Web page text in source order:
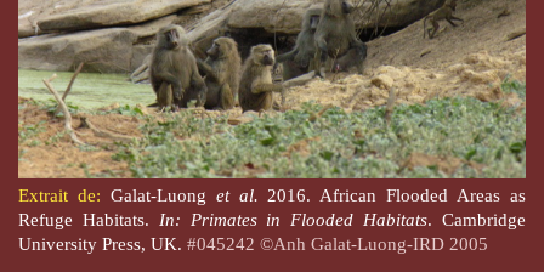
Extrait de: Galat-Luong et al. 2016. African Flooded Areas as
Refuge Habitats. In: Primates in Flooded Habitats. Cambridge
University Press, UK. #045242 ©Anh Galat-Luong-IRD 2005